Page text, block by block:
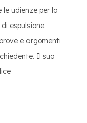
le udienze per la
espulsione.
e argomenti
Il suo